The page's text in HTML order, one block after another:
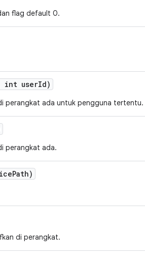
flag default 0.
int userId)
perangkat ada untuk pengguna tertentu.
perangkat ada.
Path)
di perangkat.